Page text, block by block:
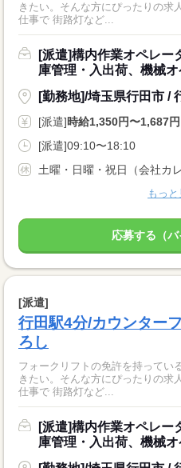
きたい。そんな方にぴったりの求
仕事で 街路灯など...
[派遣]構内作業オペレー
庫管理・入出荷、機械
[勤務地]/埼玉県行田市 /
[派遣]時給1,350円〜1,687円
[派遣]09:10〜18:10
土曜・日曜・祝日（会社カ
もっと
応募する（バ
[派遣]
行田駅4分/カウンター
ろし
フォークリフトの免許を持ってい
きたい。そんな方にぴったりの求
仕事で 街路灯など...
[派遣]構内作業オペレー
庫管理・入出荷、機械